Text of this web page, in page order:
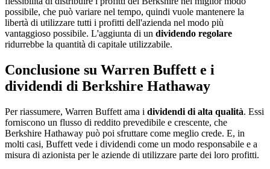
possibile, che può variare nel tempo, quindi vuole mantenere la
libertà di utilizzare tutti i profitti dell'azienda nel modo più
vantaggioso possibile. L'aggiunta di un dividendo regolare
ridurrebbe la quantità di capitale utilizzabile.
Conclusione su Warren Buffett e i
dividendi di Berkshire Hathaway
Per riassumere, Warren Buffett ama i dividendi di alta qualità. Essi
forniscono un flusso di reddito prevedibile e crescente, che
Berkshire Hathaway può poi sfruttare come meglio crede. E, in
molti casi, Buffett vede i dividendi come un modo responsabile e a
misura di azionista per le aziende di utilizzare parte dei loro profitti.